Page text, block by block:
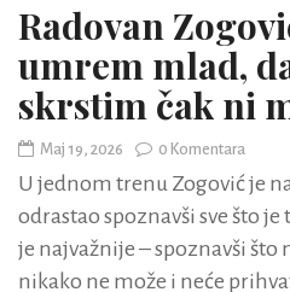
Radovan
umrem mlad,
skrstim čak ni
Maj 19, 2026 0 Komentara
U jednom trenu Zogović je
odrastao spoznavši sve što
je najvažnije – spoznavši što
nikako ne može i neće